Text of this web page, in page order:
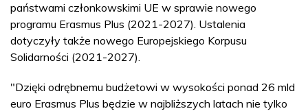
państwami członkowskimi UE w sprawie nowego
programu Erasmus Plus (2021-2027). Ustalenia
dotyczyły także nowego Europejskiego Korpusu
Solidarności (2021-2027).
"Dzięki odrębnemu budżetowi w wysokości ponad 26 mld
euro Erasmus Plus będzie w najbliższych latach nie tylko